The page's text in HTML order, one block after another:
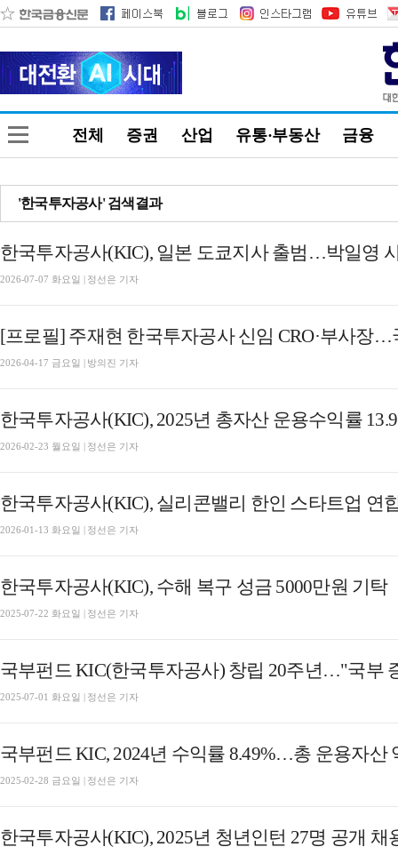
전체 증권 산업 유통·부동산 금융
'한국투자공사' 검색결과
한국투자공사(KIC), 일본 도쿄지사 출범…박일영
2026-07-07 화요일 | 정선은 기자
[프로필] 주재현 한국투자공사 신임 CRO·부사장
2026-04-17 금요일 | 방의진 기자
한국투자공사(KIC), 2025년 총자산 운용수익률
2026-02-23 월요일 | 정선은 기자
2026-01-13 화요일 | 정선은 기자
한국투자공사(KIC), 수해 복구 성금 5000만원 기탁
2025-07-22 화요일 | 정선은 기자
2025-07-01 화요일 | 정선은 기자
국부펀드 KIC, 2024년 수익률 8.49%…총 운용자산
2025-02-28 금요일 | 정선은 기자
한국투자공사(KIC), 2025년 청년인턴 27명 공개 채